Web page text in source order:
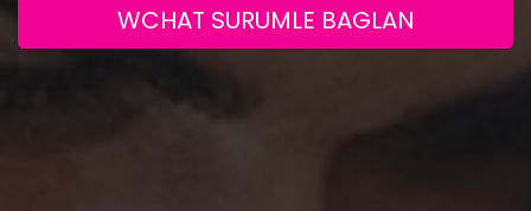
WCHAT SURUMLE BAGLAN